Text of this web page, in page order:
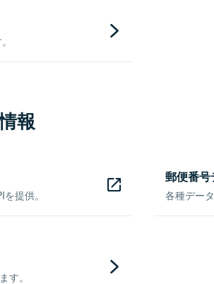
報
提供。
郵便番号
各種デー
す。